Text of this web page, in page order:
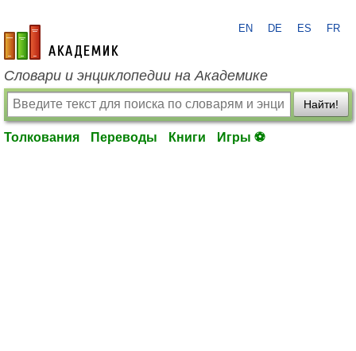
academic.ru
EN DE ES FR
Словари и энциклопедии на Академике
Найти!
Толкования Переводы Книги Игры ⚽